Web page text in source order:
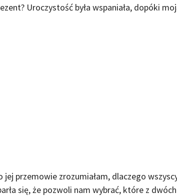
Uroczystość była wspaniała, dopóki
jej przemowie zrozumiałam, dlaczego
się, że pozwoli nam wybrać, które z